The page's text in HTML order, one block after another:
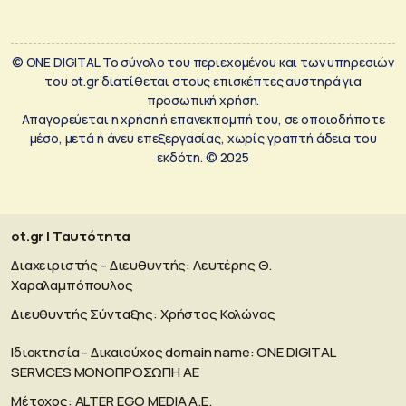
© ONE DIGITAL Το σύνολο του περιεχομένου και των υπηρεσιών
του ot.gr διατίθεται στους επισκέπτες αυστηρά για
προσωπική χρήση.
Απαγορεύεται η χρήση ή επανεκπομπή του, σε οποιοδήποτε
μέσο, μετά ή άνευ επεξεργασίας, χωρίς γραπτή άδεια του
εκδότη. © 2025
ot.gr | Ταυτότητα
Διαχειριστής - Διευθυντής: Λευτέρης Θ.
Χαραλαμπόπουλος
Διευθυντής Σύνταξης: Χρήστος Κολώνας
Ιδιοκτησία - Δικαιούχος domain name: ΟΝΕ DIGITAL
SERVICES MONOΠΡΟΣΩΠΗ ΑΕ
Μέτοχος: ALTER EGO MEDIA A.E.